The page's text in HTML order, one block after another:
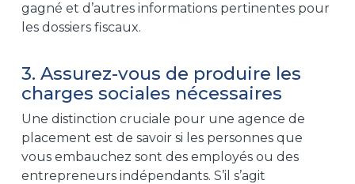
gagné et d’autres informations pertinentes pour
les dossiers fiscaux.
3. Assurez-vous de produire les
charges sociales nécessaires
Une distinction cruciale pour une agence de
placement est de savoir si les personnes que
vous embauchez sont des employés ou des
entrepreneurs indépendants. S’il s’agit